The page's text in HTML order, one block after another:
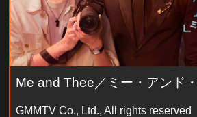
Me and Thee／ミー・アンド
GMMTV Co., Ltd., All rights reserved